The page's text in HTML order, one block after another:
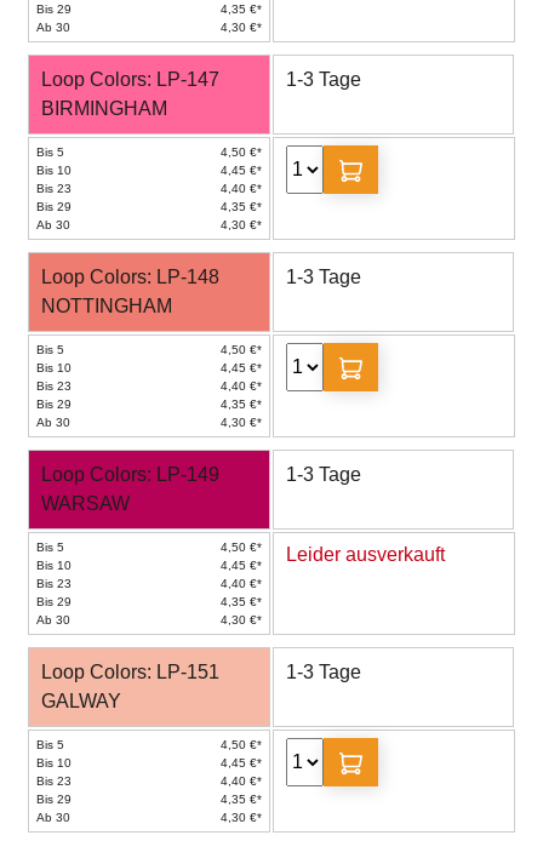
Bis 29
4,35 €*
Ab 30
4,30 €*
Loop Colors: LP-147
BIRMINGHAM
1-3 Tage
Bis 5
4,50 €*
Bis 10
4,45 €*
Bis 23
4,40 €*
Bis 29
4,35 €*
Ab 30
4,30 €*
Loop Colors: LP-148
NOTTINGHAM
1-3 Tage
Bis 5
4,50 €*
Bis 10
4,45 €*
Bis 23
4,40 €*
Bis 29
4,35 €*
Ab 30
4,30 €*
Loop Colors: LP-149
WARSAW
1-3 Tage
Bis 5
4,50 €*
Bis 10
4,45 €*
Bis 23
4,40 €*
Bis 29
4,35 €*
Ab 30
4,30 €*
Leider ausverkauft
Loop Colors: LP-151
GALWAY
1-3 Tage
Bis 5
4,50 €*
Bis 10
4,45 €*
Bis 23
4,40 €*
Bis 29
4,35 €*
Ab 30
4,30 €*